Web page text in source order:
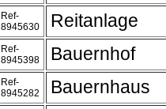
Ref-
8945630
Reitanlage
Ref-
8945398
Bauernhof
Ref-
8945282
Bauernhaus